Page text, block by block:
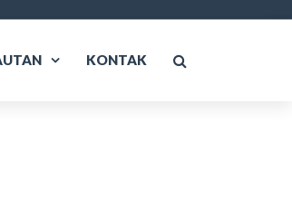
KONTAK